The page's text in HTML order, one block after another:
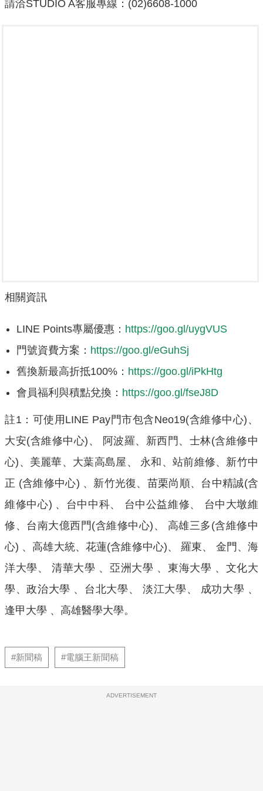
請洽STUDIO A客服專線：(02)6608-1000
相關資訊
LINE Points專屬優惠： https://goo.gl/uygVUS
門號資費方案： https://goo.gl/eGuhSj
舊換新最高折抵100%： https://goo.gl/iPkHtg
會員福利與積點兌換： https://goo.gl/fseJ8D
註1：可使用LINE Pay門市包含Neo19(含維修中心)、
大安(含維修中心)、 阿波羅、新西門、士林(含維修中
心)、美麗華、大葉高島屋、 永和、站前維修、新竹中
正 (含維修中心) 、新竹光復、苗栗尚順、台中精誠(含
維修中心) 、台中中科、 台中公益維修、 台中大墩維
修、台南大億西門(含維修中心)、 高雄三多(含維修中
心) 、高雄大統、花蓮(含維修中心)、 羅東、 金門、海
洋大學、 清華大學 、亞洲大學 、東海大學 、文化大
學、政治大學 、台北大學、 淡江大學、 成功大學 、
逢甲大學 、高雄醫學大學。
#新聞稿 #電腦王新聞稿
ADVERTISEMENT